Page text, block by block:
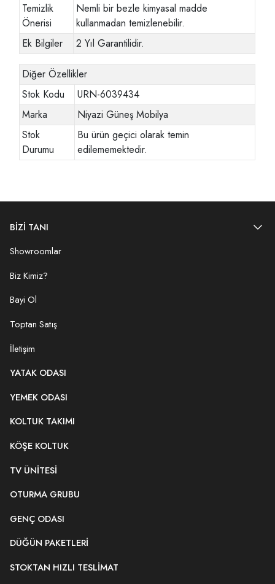
Temizlik
Önerisi
Nemli bir bezle kimyasal madde
kullanmadan temizlenebilir.
Ek Bilgiler
2 Yıl Garantilidir.
Diğer Özellikler
Stok Kodu
URN-6039434
Marka
Niyazi Güneş Mobilya
Stok
Durumu
Bu ürün geçici olarak temin
edilememektedir.
BİZİ TANI
Showroomlar
Biz Kimiz?
Bayi Ol
Toptan Satış
İletişim
YATAK ODASI
YEMEK ODASI
KOLTUK TAKIMI
KÖŞE KOLTUK
TV ÜNITESI
OTURMA GRUBU
GENÇ ODASI
DÜĞÜN PAKETLERI
STOKTAN HIZLI TESLIMAT